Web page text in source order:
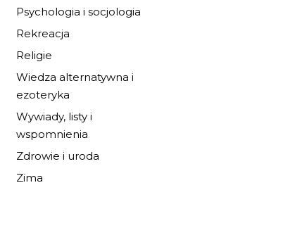
Psychologia i socjologia
Rekreacja
Religie
Wiedza alternatywna i
ezoteryka
Wywiady, listy i
wspomnienia
Zdrowie i uroda
Zima